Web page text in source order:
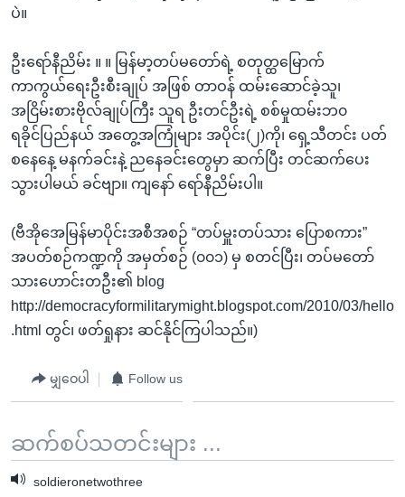
ပဲ။
ဦးရော်နီညိမ်း ။ ။ မြန်မာ့တပ်မတော်ရဲ့ စတုတ္ထမြောက်
ကာကွယ်ရေးဦးစီးချုပ် အဖြစ် တာဝန် ထမ်းဆောင်ခဲ့သူ၊
အငြိမ်းစားဗိုလ်ချုပ်ကြီး သူရ ဦးတင်ဦးရဲ့ စစ်မှုထမ်းဘ၀
ရခိုင်ပြည်နယ် အတွေ့အကြုံများ အပိုင်း(၂)ကို၊ ရှေ့သီတင်း ပတ်
စနေနေ့ မနက်ခင်းနဲ့ ညနေခင်းတွေမှာ ဆက်ပြီး တင်ဆက်ပေး
သွားပါမယ် ခင်ဗျာ။ ကျနော် ရော်နီညိမ်းပါ။
(ဗီအိုအေမြန်မာပိုင်းအစီအစဉ် “တပ်မှူးတပ်သား ပြောစကား”
အပတ်စဉ်ကဏ္ဍကို အမှတ်စဉ် (၀၀၁) မှ စတင်ပြီး၊ တပ်မတော်
သားဟောင်းတဦး၏ blog
http://democracyformilitarymight.blogspot.com/2010/03/hello
.html တွင်၊ ဖတ်ရှုနား ဆင်နိုင်ကြပါသည်။)
မျှဝေပါ Follow us
ဆက်စပ်သတင်းများ ...
soldieronetwothree